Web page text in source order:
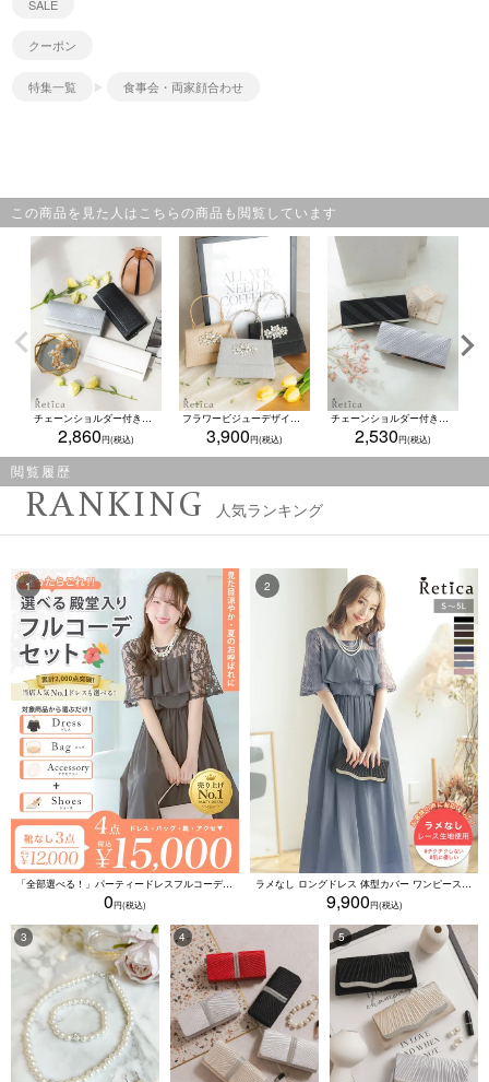
SALE
クーポン
特集一覧 食事会・両家顔合わせ
この商品を見た人はこちらの商品も閲覧しています
チェーンショルダー付きラメ入り型押しデザインクラッチ2Wayバッグ(ホワイト/シルバー/ブラック)
2,860
フラワービジューデザイン2Wayハンドミニバッグ(シルバー/ブラック/ゴールド)
3,900
チェーンショルダー付きプリーツメタル2Wayバッグ (シルバー/ブラック)
2,530
閲覧履歴
RANKING 人気ランキング
「全部選べる！」パーティードレスフルコーデセット (ドレス1点＋バッグ1点＋アクセ1点+靴1足/4点15000円(税込)/靴なしで12000円(税込))
0
ラメなし ロングドレス 体型カバー ワンピース 敏感肌対応 結婚式 二次会 お呼ばれ 大人 上品 (Sサイズ～5Lサイズ)
9,900